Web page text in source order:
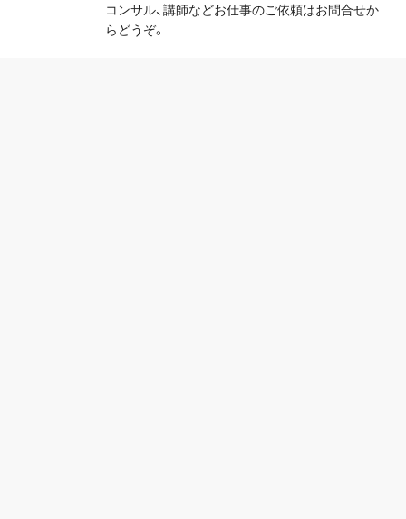
コンサル、講師などお仕事のご依頼はお問合せか
らどうぞ。